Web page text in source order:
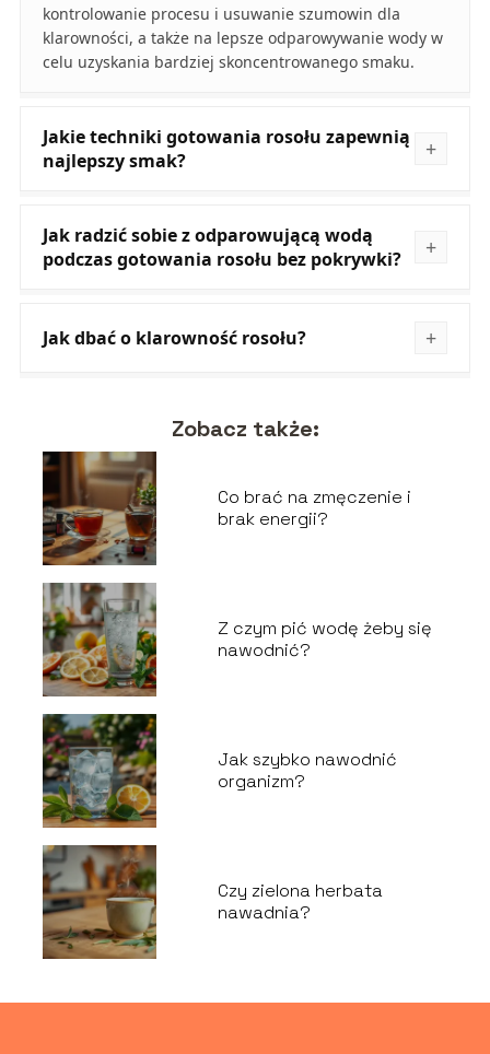
kontrolowanie procesu i usuwanie szumowin dla
klarowności, a także na lepsze odparowywanie wody w
celu uzyskania bardziej skoncentrowanego smaku.
Jakie techniki gotowania rosołu zapewnią
najlepszy smak?
Jak radzić sobie z odparowującą wodą
podczas gotowania rosołu bez pokrywki?
Jak dbać o klarowność rosołu?
Zobacz także:
Co brać na zmęczenie i
brak energii?
Z czym pić wodę żeby się
nawodnić?
Jak szybko nawodnić
organizm?
Czy zielona herbata
nawadnia?